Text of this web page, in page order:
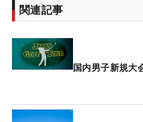
でショートしてしまったの
切れない。まだ実力がない
けだなと思いますけど、暑
関連記事
国内男子新規